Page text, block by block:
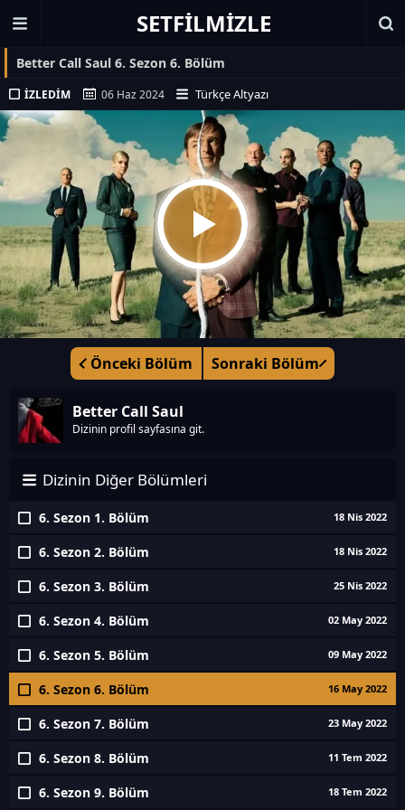
SETFILMIZLE
Better Call Saul 6. Sezon 6. Bölüm
İZLEDIM 06 Haz 2024 Türkçe Altyazı
Önceki Bölüm Sonraki Bölüm
Better Call Saul
Dizinin profil sayfasına git.
Dizinin Diğer Bölümleri
6. Sezon 1. Bölüm 18 Nis 2022
6. Sezon 2. Bölüm 18 Nis 2022
6. Sezon 3. Bölüm 25 Nis 2022
6. Sezon 4. Bölüm 02 May 2022
6. Sezon 5. Bölüm 09 May 2022
6. Sezon 6. Bölüm 16 May 2022
6. Sezon 7. Bölüm 23 May 2022
6. Sezon 8. Bölüm 11 Tem 2022
6. Sezon 9. Bölüm 18 Tem 2022